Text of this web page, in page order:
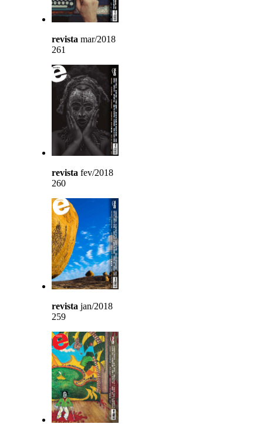
revista mar/2018
261
revista fev/2018
260
revista jan/2018
259